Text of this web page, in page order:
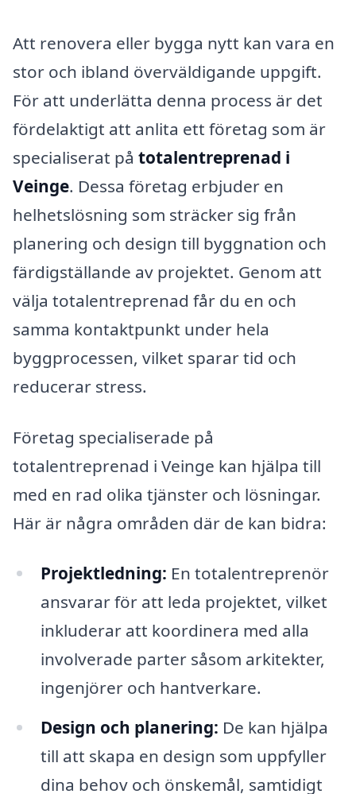
Att renovera eller bygga nytt kan vara en
stor och ibland överväldigande uppgift.
För att underlätta denna process är det
fördelaktigt att anlita ett företag som är
specialiserat på totalentreprenad i
Veinge. Dessa företag erbjuder en
helhetslösning som sträcker sig från
planering och design till byggnation och
färdigställande av projektet. Genom att
välja totalentreprenad får du en och
samma kontaktpunkt under hela
byggprocessen, vilket sparar tid och
reducerar stress.
Företag specialiserade på
totalentreprenad i Veinge kan hjälpa till
med en rad olika tjänster och lösningar.
Här är några områden där de kan bidra:
Projektledning: En totalentreprenör
ansvarar för att leda projektet, vilket
inkluderar att koordinera med alla
involverade parter såsom arkitekter,
ingenjörer och hantverkare.
Design och planering: De kan hjälpa
till att skapa en design som uppfyller
dina behov och önskemål, samtidigt